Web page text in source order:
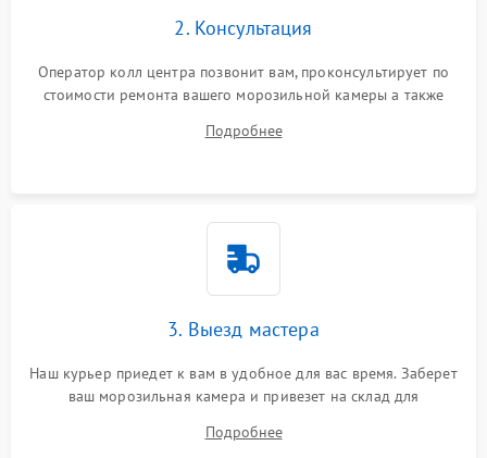
2. Консультация
Оператор колл центра позвонит вам, проконсультирует по
стоимости ремонта вашего морозильной камеры а также
Подробнее
3. Выезд мастера
Наш курьер приедет к вам в удобное для вас время. Заберет
ваш морозильная камера и привезет на склад для
Подробнее